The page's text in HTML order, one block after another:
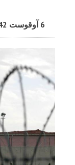
6 آوقوست 17:42